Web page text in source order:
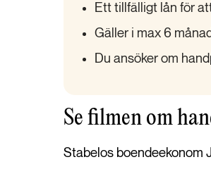
Ett tillfälligt lån för
Gäller i max 6
Du ansöker om
Se filmen om
Stabelos boendeekonom